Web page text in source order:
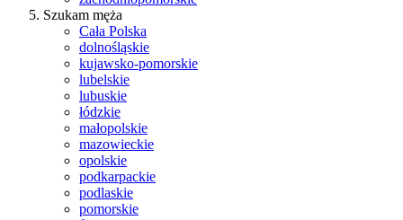
Szukam męża
Cała Polska
dolnośląskie
kujawsko-pomorskie
lubelskie
lubuskie
łódzkie
małopolskie
mazowieckie
opolskie
podkarpackie
podlaskie
pomorskie